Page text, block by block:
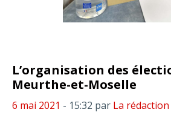
L’organisation des
Meurthe-et-Moselle
6 mai 2021 - 15:32 par La